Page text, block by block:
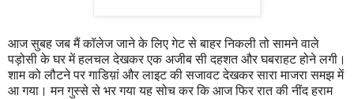
आज सुबह जब मैं कॉलेज जाने के लिए गेट से बाहर निकली तो सामने वाले
पड़ोसी के घर में हलचल देखकर एक अजीब सी दहशत और घबराहट होने लगी।
शाम को लौटने पर गाडिय़ां और लाइट की सजावट देखकर सारा माजरा समझ में
आ गया। मन गुस्से से भर गया यह सोच कर कि आज फिर रात की नींद हराम